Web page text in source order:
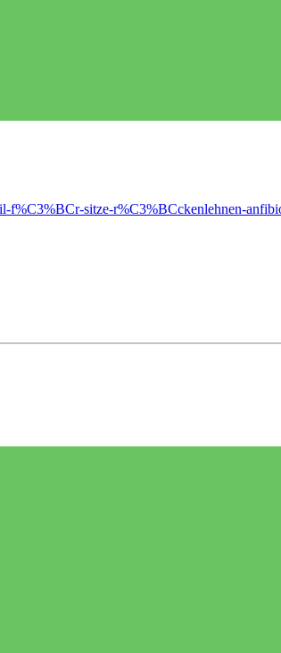
f%C3%BCr-sitze-r%C3%BCckenlehnen-